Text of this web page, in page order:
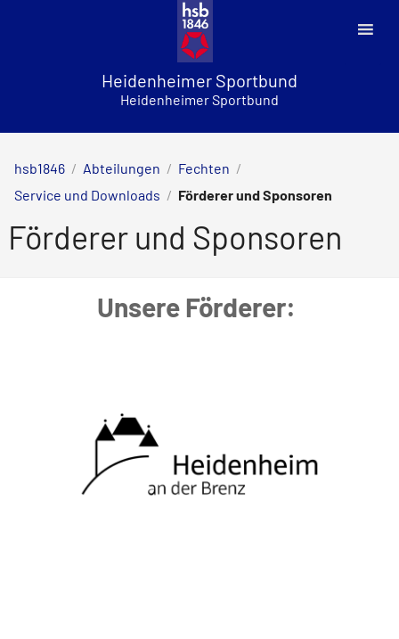
Heidenheimer Sportbund
Heidenheimer Sportbund
hsb1846 / Abteilungen / Fechten /
Service und Downloads / Förderer und Sponsoren
Förderer und Sponsoren
Unsere Förderer: